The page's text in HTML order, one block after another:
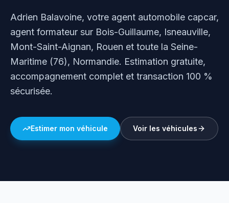
Adrien Balavoine, votre agent automobile capcar,
agent formateur sur Bois-Guillaume, Isneauville,
Mont-Saint-Aignan, Rouen et toute la Seine-
Maritime (76), Normandie. Estimation gratuite,
accompagnement complet et transaction 100 %
sécurisée.
Estimer mon véhicule Voir les véhicules